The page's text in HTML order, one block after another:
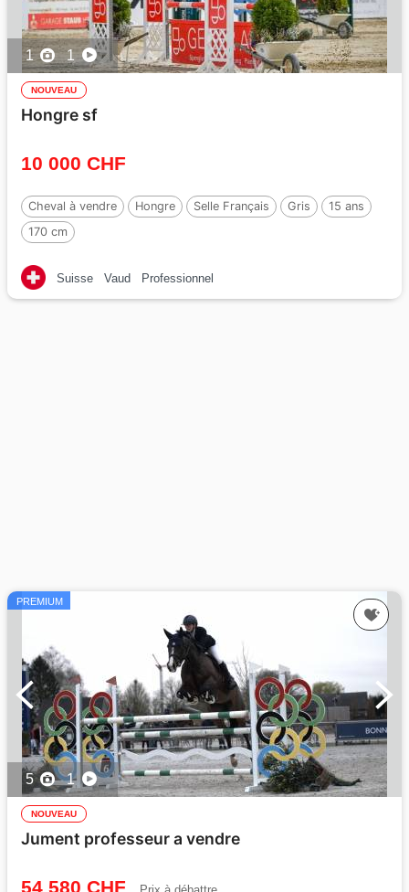
1 1
NOUVEAU
Hongre sf
10 000 CHF
Cheval à vendre Hongre Selle Français Gris
15 ans
170 cm
Suisse Vaud Professionnel
PREMIUM
5 1
NOUVEAU
Jument professeur a vendre
54 580 CHF